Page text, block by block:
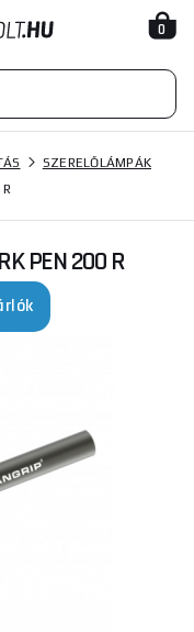
0
SZERELŐLÁMPÁK
PEN 200 R